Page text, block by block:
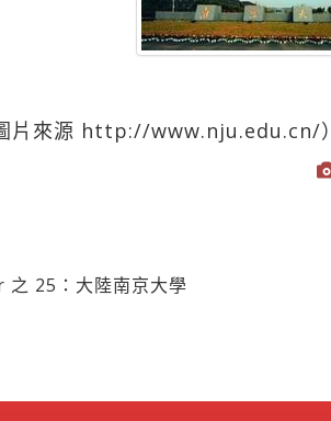
片來源 http://www.nju.edu.cn/）
25：大陸南京大學